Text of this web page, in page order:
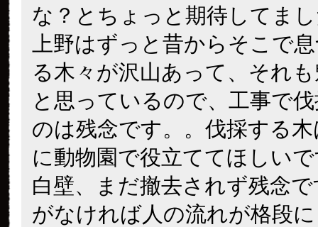
な？とちょっと期待してま
上野はずっと昔からそこで
る木々が沢山あって、それ
と思っているので、工事で
のは残念です。。伐採する
に動物園で役立ててほしい
白壁、まだ撤去されず残念
がなければ人の流れが格段